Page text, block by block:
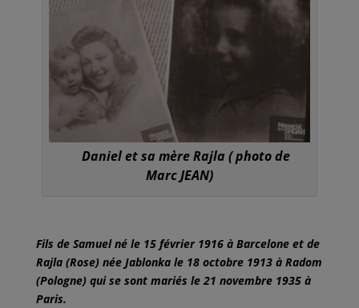
Daniel et sa mère Rajla ( photo de
Marc JEAN)
Fils de Samuel né le 15 février 1916 à Barcelone et de
Rajla (Rose) née Jablonka le 18 octobre 1913 à Radom
(Pologne) qui se sont mariés le 21 novembre 1935 à
Paris.